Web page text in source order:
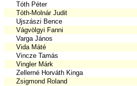
Tóth Péter
Tóth-Molnár Judit
Ujszászi Bence
Vágvölgyi Fanni
Varga János
Vida Máté
Vincze Tamás
Vingler Márk
Zellerné Horváth Kinga
Zsigmond Roland